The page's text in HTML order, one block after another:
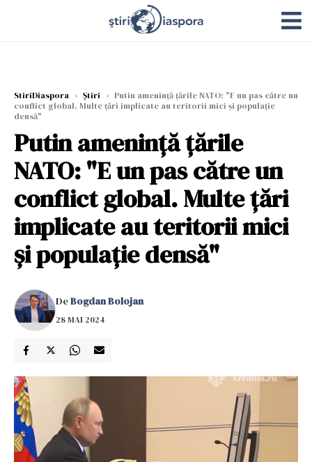
StiriDiaspora › Știri › Putin amenință țările NATO: "E un pas către un
conflict global. Multe țări implicate au teritorii mici și populație
densă"
Putin amenință țările
NATO: "E un pas către un
conflict global. Multe țări
implicate au teritorii mici
și populație densă"
DeBogdan Bolojan
28 MAI 2024